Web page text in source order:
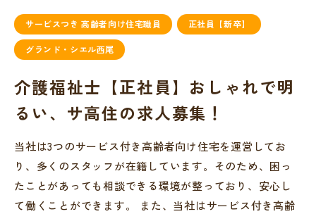
サービスつき 高齢者向け住宅職員 正社員【新卒】
グランド・シエル西尾
介護福祉士【正社員】おしゃれで明
るい、サ高住の求人募集！
当社は3つのサービス付き高齢者向け住宅を運営してお
り、多くのスタッフが在籍しています。そのため、困っ
たことがあっても相談できる環境が整っており、安心し
て働くことができます。 また、当社はサービス付き高齢